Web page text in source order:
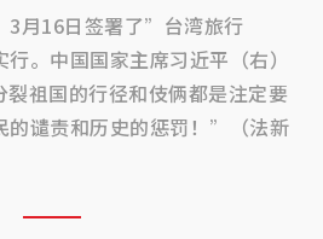
3月16日签署了”台湾旅行
。中国国家主席习近平（右）
祖国的行径和伎俩都是注定要
的谴责和历史的惩罚！”（法新